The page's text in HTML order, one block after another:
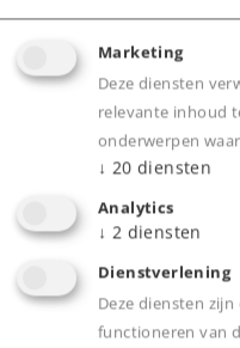
Highlights
Nagebootste
stappen
voorzien van veel
Product
Marketing
Deze diensten
relevante inhoud
onderwerpen
↓ 20 diensten
Analytics
↓ 2 diensten
Dienstverlening
Deze diensten
functioneren van